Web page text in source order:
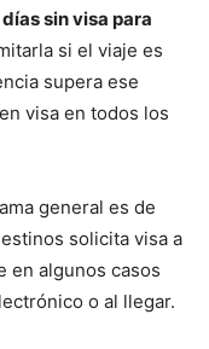
sin visa para
si el viaje es
supera ese
visa en todos los
general es de
solicita visa a
en algunos casos
o al llegar.